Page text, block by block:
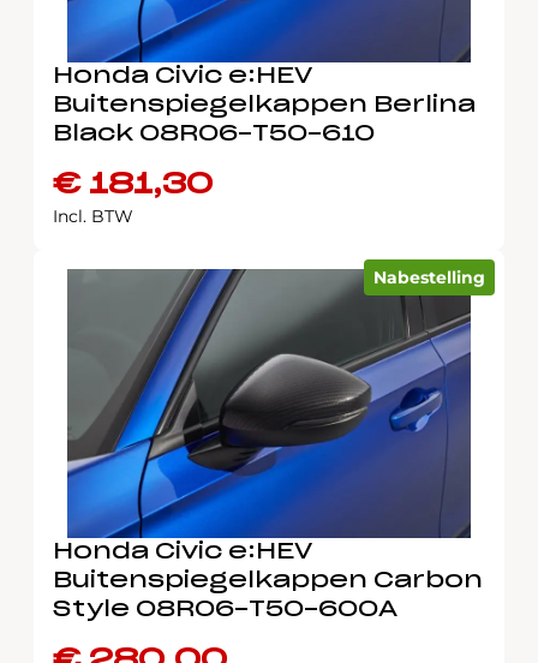
Honda Civic e:HEV
Buitenspiegelkappen Berlina
Black 08R06-T50-610
€181,30
Incl. BTW
Nabestelling
Honda Civic e:HEV
Buitenspiegelkappen Carbon
Style 08R06-T50-600A